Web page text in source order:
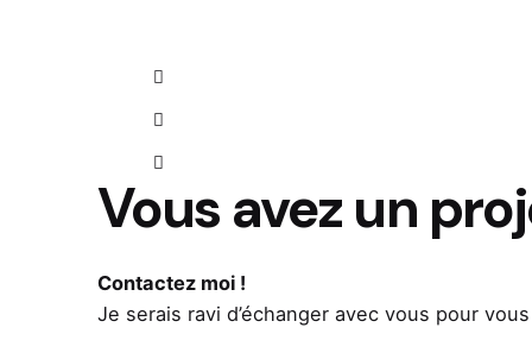
Vous avez un
Contactez moi !
Je serais ravi d’échanger avec vous pour